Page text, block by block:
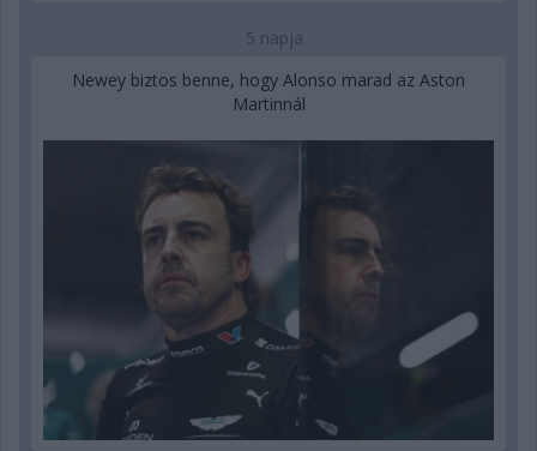
5 napja
Newey biztos benne, hogy Alonso marad az Aston
Martinnál